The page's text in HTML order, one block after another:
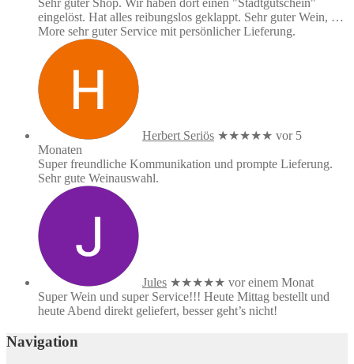
eingelöst. Hat alles reibungslos geklappt. Sehr guter Wein, …
More sehr guter Service mit persönlicher Lieferung.
Herbert Seriös ★★★★★ vor 5
Monaten
Super freundliche Kommunikation und prompte Lieferung.
Sehr gute Weinauswahl.
Jules ★★★★★ vor einem Monat
Super Wein und super Service!!! Heute Mittag bestellt und
heute Abend direkt geliefert, besser geht’s nicht!
Navigation